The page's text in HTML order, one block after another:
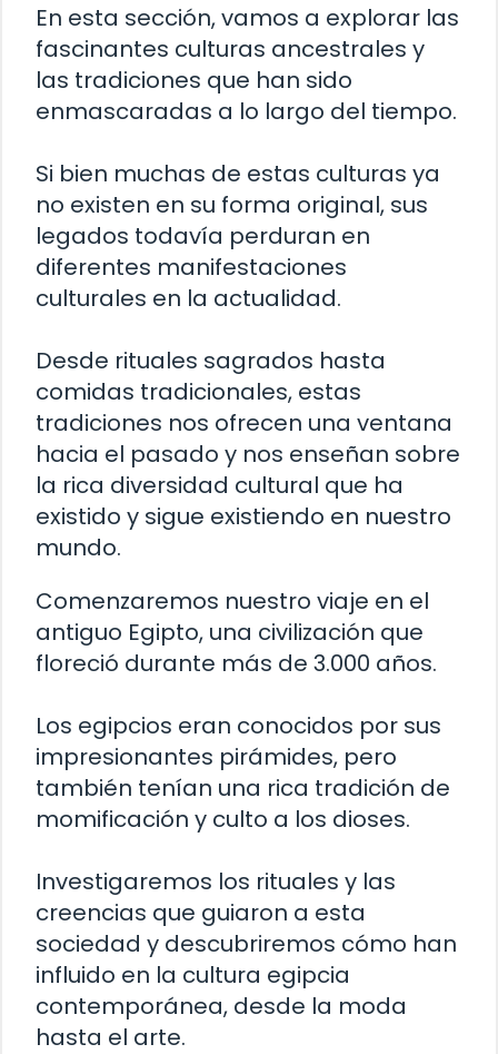
En esta sección, vamos a explorar las
fascinantes culturas ancestrales y
las tradiciones que han sido
enmascaradas a lo largo del tiempo.
Si bien muchas de estas culturas ya
no existen en su forma original, sus
legados todavía perduran en
diferentes manifestaciones
culturales en la actualidad.
Desde rituales sagrados hasta
comidas tradicionales, estas
tradiciones nos ofrecen una ventana
hacia el pasado y nos enseñan sobre
la rica diversidad cultural que ha
existido y sigue existiendo en nuestro
mundo.
Comenzaremos nuestro viaje en el
antiguo Egipto, una civilización que
floreció durante más de 3.000 años.
Los egipcios eran conocidos por sus
impresionantes pirámides, pero
también tenían una rica tradición de
momificación y culto a los dioses.
Investigaremos los rituales y las
creencias que guiaron a esta
sociedad y descubriremos cómo han
influido en la cultura egipcia
contemporánea, desde la moda
hasta el arte.